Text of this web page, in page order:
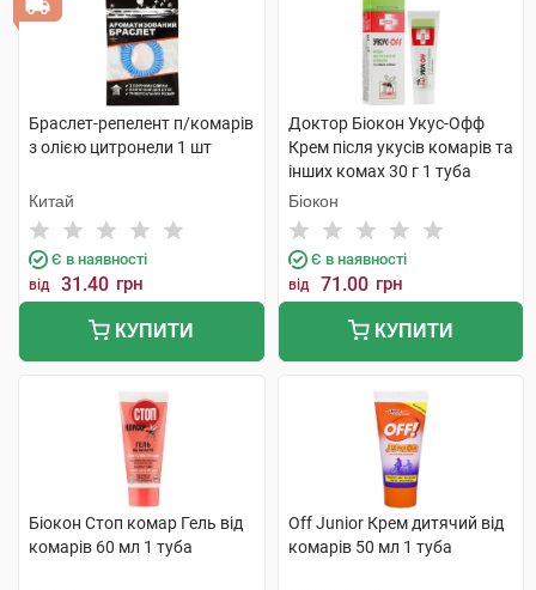
Браслет-репелент п/комарів
з олією цитронели 1 шт
Китай
Є в наявності
від 31.40 грн
КУПИТИ
Доктор Біокон Укус-Офф
Крем після укусів комарів та
інших комах 30 г 1 туба
Біокон
Є в наявності
від 71.00 грн
КУПИТИ
Біокон Стоп комар Гель від
комарів 60 мл 1 туба
Off Junior Крем дитячий від
комарів 50 мл 1 туба